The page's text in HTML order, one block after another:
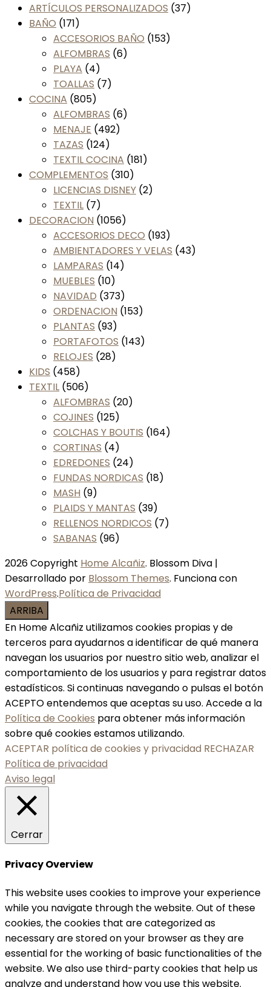
ARTÍCULOS PERSONALIZADOS (37)
BAÑO (171)
ACCESORIOS BAÑO (153)
ALFOMBRAS (6)
PLAYA (4)
TOALLAS (7)
COCINA (805)
ALFOMBRAS (6)
MENAJE (492)
TAZAS (124)
TEXTIL COCINA (181)
COMPLEMENTOS (310)
LICENCIAS DISNEY (2)
TEXTIL (7)
DECORACION (1056)
ACCESORIOS DECO (193)
AMBIENTADORES Y VELAS (43)
LAMPARAS (14)
MUEBLES (10)
NAVIDAD (373)
ORDENACION (153)
PLANTAS (93)
PORTAFOTOS (143)
RELOJES (28)
KIDS (458)
TEXTIL (506)
ALFOMBRAS (20)
COJINES (125)
COLCHAS Y BOUTIS (164)
CORTINAS (4)
EDREDONES (24)
FUNDAS NORDICAS (18)
MASH (9)
PLAIDS Y MANTAS (39)
RELLENOS NORDICOS (7)
SABANAS (96)
2026 Copyright Home Alcañiz. Blossom Diva |
Desarrollado por Blossom Themes. Funciona con
WordPress.Política de Privacidad
ARRIBA
En Home Alcañiz utilizamos cookies propias y de
terceros para ayudarnos a identificar de qué manera
navegan los usuarios por nuestro sitio web, analizar el
comportamiento de los usuarios y para registrar datos
estadísticos. Si continuas navegando o pulsas el botón
ACEPTO entendemos que aceptas su uso. Accede a la
Política de Cookies para obtener más información
sobre qué cookies estamos utilizando.
ACEPTAR política de cookies y privacidad RECHAZAR
Política de privacidad
Aviso legal
Cerrar
Privacy Overview
This website uses cookies to improve your experience
while you navigate through the website. Out of these
cookies, the cookies that are categorized as
necessary are stored on your browser as they are
essential for the working of basic functionalities of the
website. We also use third-party cookies that help us
analyze and understand how you use this website.